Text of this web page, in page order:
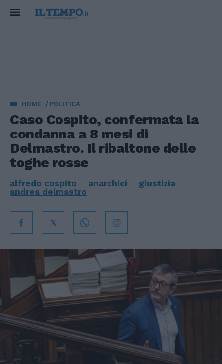
HOME POLITICA
Caso Cospito, confermata la
condanna a 8 mesi di
Delmastro. Il ribaltone delle
toghe rosse
alfredo cospito anarchici
giustizia
andrea delmastro